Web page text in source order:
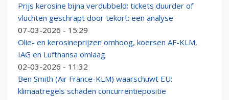
Prijs kerosine bijna verdubbeld: tickets duurder of
vluchten geschrapt door tekort: een analyse
07-03-2026 - 15:29
Olie- en kerosineprijzen omhoog, koersen AF-KLM,
IAG en Lufthansa omlaag
02-03-2026 - 11:32
Ben Smith (Air France-KLM) waarschuwt EU:
klimaatregels schaden concurrentiepositie